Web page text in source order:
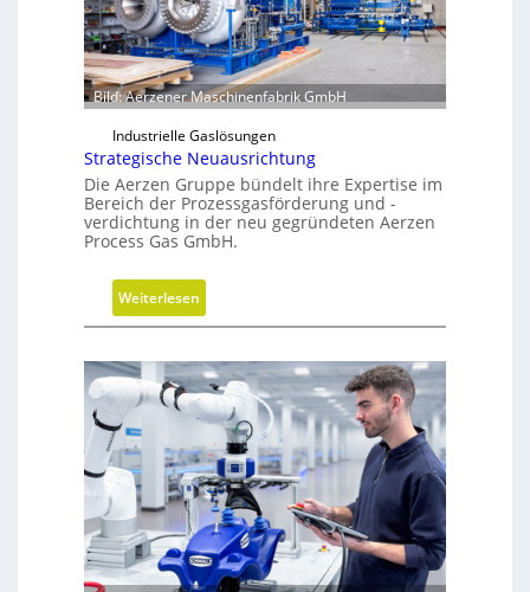
Bild: Aerzener Maschinenfabrik GmbH
Industrielle Gaslösungen
Strategische Neuausrichtung
Die Aerzen Gruppe bündelt ihre Expertise im
Bereich der Prozessgasförderung und -
verdichtung in der neu gegründeten Aerzen
Process Gas GmbH.
Weiterlesen
S
r
a
t
e
g
i
s
c
h